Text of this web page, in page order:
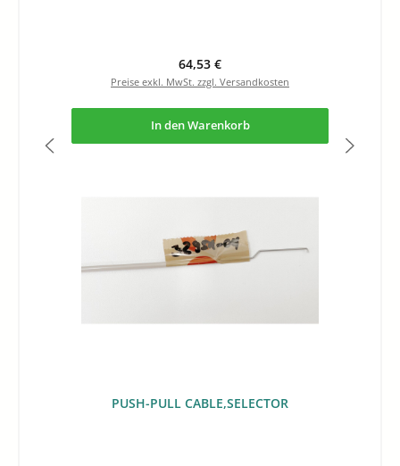
Regulärer Preis:
64,53 €
Preise exkl. MwSt. zzgl. Versandkosten
In den Warenkorb
PUSH-PULL CABLE,SELECTOR